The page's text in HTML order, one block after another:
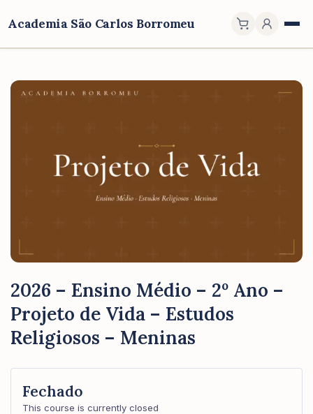
Academia São Carlos Borromeu
2026 – Ensino Médio – 2º Ano –
Projeto de Vida – Estudos
Religiosos – Meninas
Fechado
This course is currently closed